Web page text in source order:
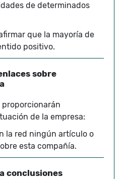
de determinados
que la mayoría de
positivo.
sobre
proporcionarán
de la empresa:
la red ningún artículo o
esta compañía.
conclusiones